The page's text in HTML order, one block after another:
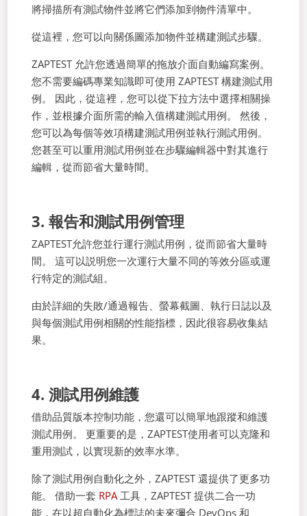
將掃描所有測試物件並將它們添加到物件清單中。
從這裡，您可以向關係圖添加物件並構建測試步驟。
ZAPTEST 允許您透過簡單的拖放介面自動編寫案例。
您不需要編碼專業知識即可使用 ZAPTEST 構建測試用
例。 因此，從這裡，您可以從下拉方法中選擇相關操
作，並根據介面所需的輸入值構建測試用例。 然後，
您可以為每個等效項構建測試用例並執行測試用例。
您甚至可以重用測試用例並在步驟編輯器中對其進行
編輯，從而節省大量時間。
3. 報告和測試用例管理
ZAPTEST允許您並行運行測試用例，從而節省大量時
間。 這可以説明您一次運行大量不同的等效分區或運
行特定的測試組。
由於詳細的失敗/通過報告、螢幕截圖、執行日誌以及
與每個測試用例相關的性能指標，因此很容易收集結
果。
4. 測試用例維護
借助品質版本控制功能，您還可以簡單地跟蹤和維護
測試用例。 更重要的是，ZAPTEST使用者可以克隆和
重用測試，以實現新的效率水準。
除了測試用例自動化之外，ZAPTEST 還提供了更多功
能。 借助一套 RPA工具，ZAPTEST 提供二合一功
能，在以超自動化為標誌的未來彌合 DevOps 和